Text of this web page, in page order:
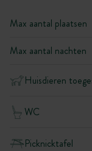
Max aantal plaatsen
Max aantal nachten
Huisdieren
WC
Picknicktafel